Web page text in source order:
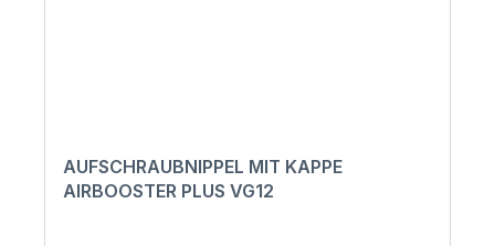
AUFSCHRAUBNIPPEL MIT KAPPE
AIRBOOSTER PLUS VG12